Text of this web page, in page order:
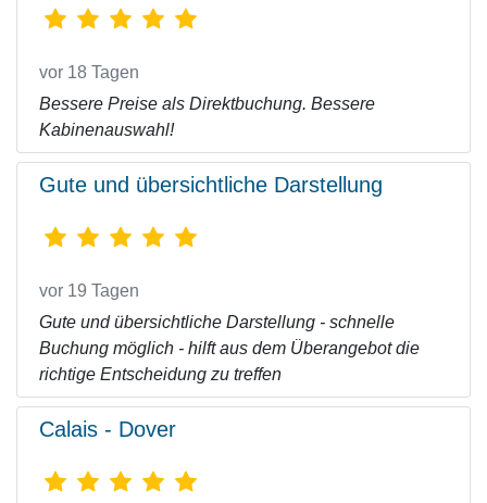
vor 18 Tagen
Bessere Preise als Direktbuchung. Bessere
Kabinenauswahl!
Gute und übersichtliche Darstellung
vor 19 Tagen
Gute und übersichtliche Darstellung - schnelle
Buchung möglich - hilft aus dem Überangebot die
richtige Entscheidung zu treffen
Calais - Dover